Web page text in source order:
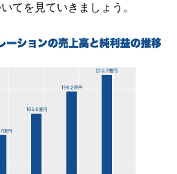
てを見ていきましょう。